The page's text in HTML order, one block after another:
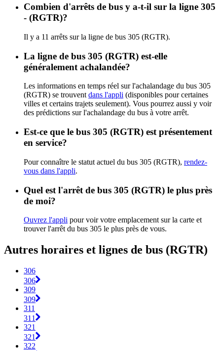
Combien d'arrêts de bus y a-t-il sur la ligne 305
- (RGTR)?
Il y a 11 arrêts sur la ligne de bus 305 (RGTR).
La ligne de bus 305 (RGTR) est-elle
généralement achalandée?
Les informations en temps réel sur l'achalandage du bus 305
(RGTR) se trouvent dans l'appli (disponibles pour certaines
villes et certains trajets seulement). Vous pourrez aussi y voir
des prédictions sur l'achalandage du bus à votre arrêt.
Est-ce que le bus 305 (RGTR) est présentement
en service?
Pour connaître le statut actuel du bus 305 (RGTR), rendez-
vous dans l'appli.
Quel est l'arrêt de bus 305 (RGTR) le plus près
de moi?
Ouvrez l'appli pour voir votre emplacement sur la carte et
trouver l'arrêt du bus 305 le plus près de vous.
Autres horaires et lignes de bus (RGTR)
306
306
309
309
311
311
321
321
322